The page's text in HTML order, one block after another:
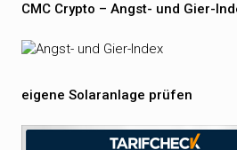
CMC Crypto – Angst- und Gier-
eigene Solaranlage prüfen